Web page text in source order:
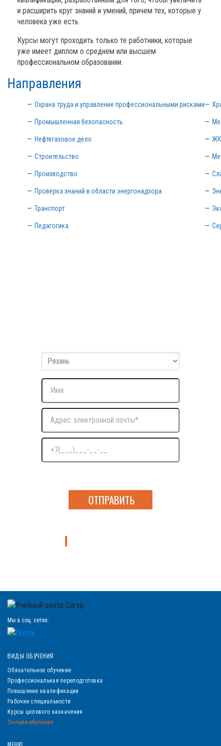
и расширить круг знаний и умений, причем тех, которые у
человека уже есть.
Курсы могут проходить только те работники, которые
уже имеет диплом о среднем или высшем
профессиональном образовании.
Направления
Охрана труда и управление профессиональными рисками
Промышленная безопасность
Нефтегазовое дело
Строительство
Производство
Проверка знаний в области энергонадзора
Транспорт
Педагогика
Мы в соц. сетях:
ВИДЫ ОБУЧЕНИЯ
Обязательное обучение
Профессиональная переподготовка
Повышение квалификации
Рабочие специальности
Курсы целевого назначения
Онлайн-обучение
МЕНЮ